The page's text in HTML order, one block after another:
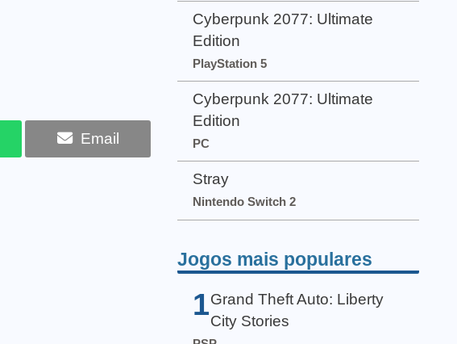
Email
Cyberpunk 2077: Ultimate
Edition
PlayStation 5
Cyberpunk 2077: Ultimate
Edition
PC
Stray
Nintendo Switch 2
Jogos mais populares
1 Grand Theft Auto: Liberty
City Stories